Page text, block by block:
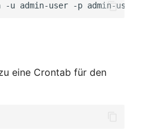
-u admin-user -p admin-user-
eine Crontab für den